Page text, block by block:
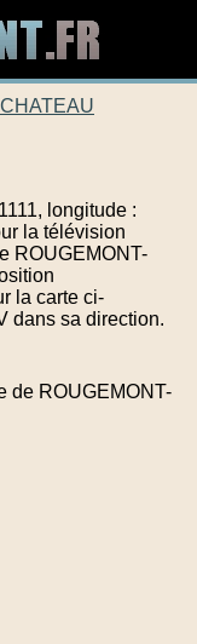
longitude :
la télévision
ROUGEMONT-
la carte ci-
dans sa direction.
de ROUGEMONT-